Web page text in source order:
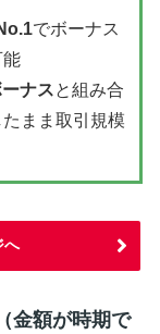
でボーナス
能
ナスと組み合
まま取引規模
へ
金額が時期で